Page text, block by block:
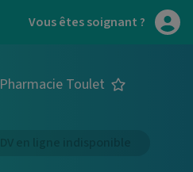
Vous êtes soignant ?
Pharmacie Toulet